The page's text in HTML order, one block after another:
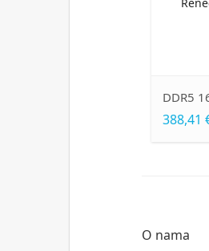
DDR5 16GB 6400MT/s Kingston KF564C32RS-16 FURY Renegade
O nama